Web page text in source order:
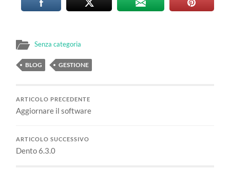
Senza categoria
BLOG GESTIONE
ARTICOLO PRECEDENTE
Aggiornare il software
ARTICOLO SUCCESSIVO
Dento 6.3.0